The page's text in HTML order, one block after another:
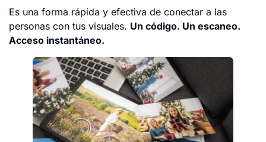
Es una forma rápida y efectiva de conectar a las
personas con tus visuales. Un código. Un escaneo.
Acceso instantáneo.